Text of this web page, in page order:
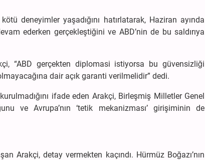
deneyimler yaşadığını hatırlatarak, Haziran ayında
ederken gerçekleştiğini ve ABD’nin de bu saldırıya
“ABD gerçekten diplomasi istiyorsa bu güvensizliği
dair açık garanti verilmelidir” dedi.
ifade eden Arakçi, Birleşmiş Milletler Genel
ve Avrupa’nın ‘tetik mekanizması’ girişiminin de
Arakçi, detay vermekten kaçındı. Hürmüz Boğazı’nın